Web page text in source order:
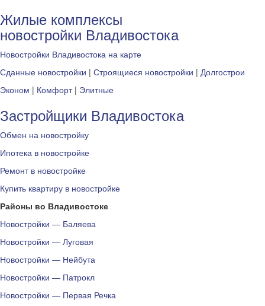
Жилые комплексы
новостройки Владивостока
Новостройки Владивостока на карте
Сданные новостройки | Строящиеся новостройки | Долгострои
Эконом | Комфорт| Элитные
Застройщики Владивостока
Обмен на новостройку
Ипотека в новостройке
Ремонт в новостройке
Купить квартиру в новостройке
Районы во Владивостоке
Новостройки — Баляева
Новостройки — Луговая
Новостройки — Нейбута
Новостройки — Патрокл
Новостройки — Первая Речка